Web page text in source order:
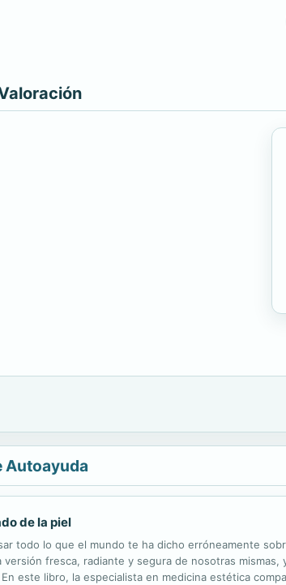
Autoayuda
de la piel
todo lo que el mundo te ha dicho erróneamente
fresca, radiante y segura de nosotras
este libro, la especialista en medicina estética